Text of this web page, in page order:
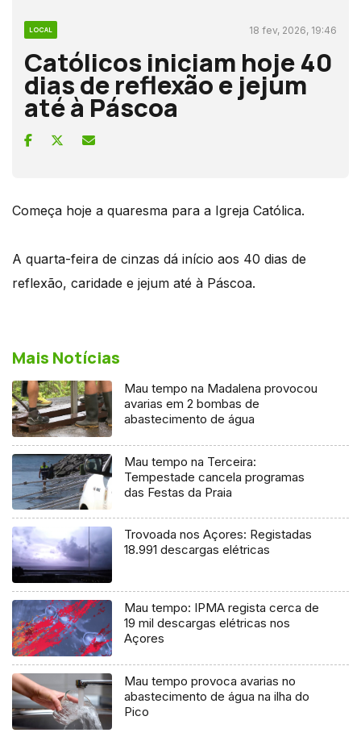
LOCAL 18 fev, 2026, 19:46
Católicos iniciam hoje 40
dias de reflexão e jejum
até à Páscoa
Começa hoje a quaresma para a Igreja Católica.
A quarta-feira de cinzas dá início aos 40 dias de
reflexão, caridade e jejum até à Páscoa.
Mais Notícias
Mau tempo na Madalena provocou
avarias em 2 bombas de
abastecimento de água
Mau tempo na Terceira:
Tempestade cancela programas
das Festas da Praia
Trovoada nos Açores: Registadas
18.991 descargas elétricas
Mau tempo: IPMA regista cerca de
19 mil descargas elétricas nos
Açores
Mau tempo provoca avarias no
abastecimento de água na ilha do
Pico